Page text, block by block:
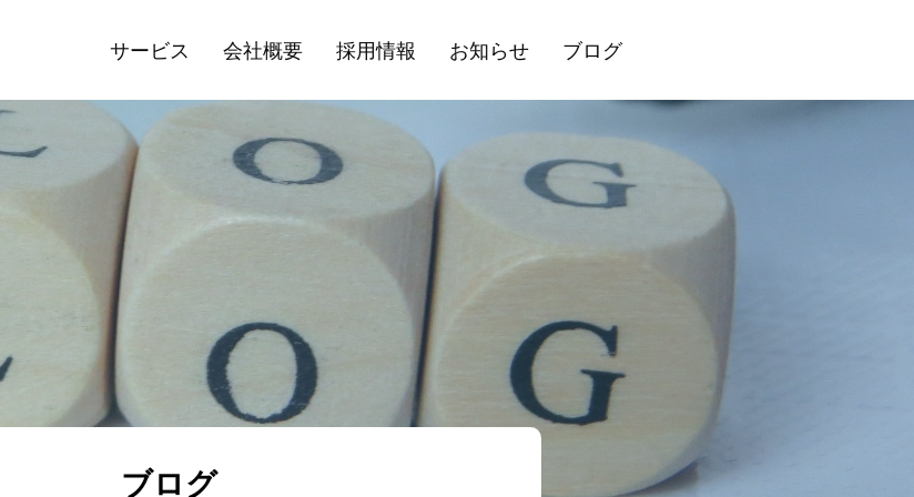
サービス 会社概要 採用情報 お知らせ ブログ
ブログ